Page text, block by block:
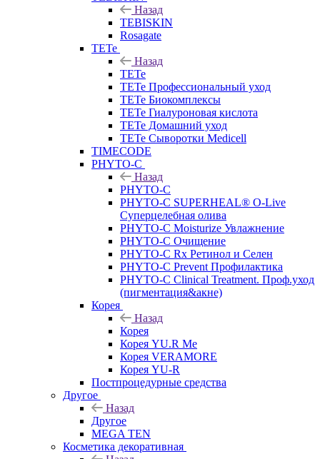
Назад
TEBISKIN
Rosagate
TETe
Назад
TETe
TETe Профессиональный уход
TETe Биокомплексы
TETe Гиалуроновая кислота
TETe Домашний уход
TETe Сыворотки Medicell
TIMECODE
PHYTO-C
Назад
PHYTO-C
PHYTO-C SUPERHEAL® O-Live
Суперцелебная олива
PHYTO-C Moisturize Увлажнение
PHYTO-C Очищение
PHYTO-C Rx Ретинол и Селен
PHYTO-C Prevent Профилактика
PHYTO-C Clinical Treatment. Проф.уход
(пигментация&акне)
Корея
Назад
Корея
Корея YU.R Me
Корея VERAMORE
Корея YU-R
Постпроцедурные средства
Другое
Назад
Другое
MEGA TEN
Косметика декоративная